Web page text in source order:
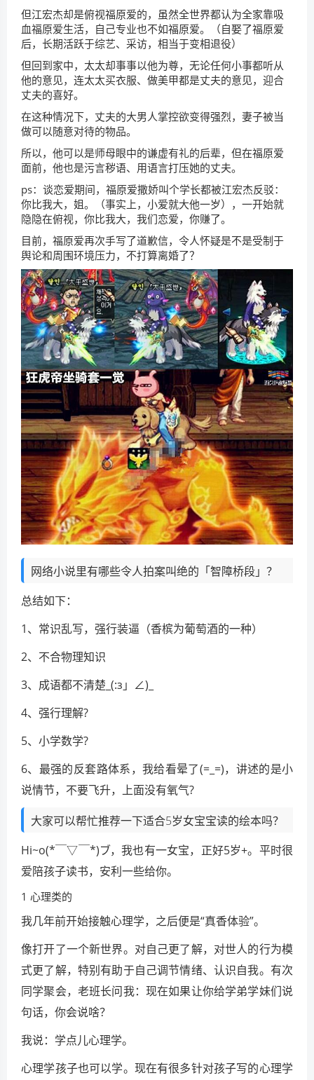
但江宏杰却是俯视福原爱的，虽然全世界都认为全家靠吸
血福原爱生活，自己专业也不如福原爱。（自娶了福原爱
后，长期活跃于综艺、采访，相当于变相退役）
但回到家中，太太却事事以他为尊，无论任何小事都听从
他的意见，连太太买衣服、做美甲都是丈夫的意见，迎合
丈夫的喜好。
在这种情况下，丈夫的大男人掌控欲变得强烈，妻子被当
做可以随意对待的物品。
所以，他可以是师母眼中的谦虚有礼的后辈，但在福原爱
面前，他也是污言秽语、用语言打压她的丈夫。
ps：谈恋爱期间，福原爱撒娇叫个学长都被江宏杰反驳：
你比我大，姐。（事实上，小爱就大他一岁），一开始就
隐隐在俯视，你比我大，我们恋爱，你赚了。
目前，福原爱再次手写了道歉信，令人怀疑是不是受制于
舆论和周围环境压力，不打算离婚了？
网络小说里有哪些令人拍案叫绝的「智障桥段」？
总结如下：
1、常识乱写，强行装逼（香槟为葡萄酒的一种）
2、不合物理知识
3、成语都不清楚_(:з」∠)_
4、强行理解?
5、小学数学?
6、最强的反套路体系，我给看晕了(=_=)，讲述的是小
说情节，不要飞升，上面没有氧气?
大家可以帮忙推荐一下适合5岁女宝宝读的绘本吗？
Hi~o(*￣▽￣*)ブ，我也有一女宝，正好5岁+。平时很
爱陪孩子读书，安利一些给你。
1 心理类的
我几年前开始接触心理学，之后便是“真香体验”。
像打开了一个新世界。对自己更了解，对世人的行为模
式更了解，特别有助于自己调节情绪、认识自我。有次
同学聚会，老班长问我：现在如果让你给学弟学妹们说
句话，你会说啥？
我说：学点儿心理学。
心理学孩子也可以学。现在有很多针对孩子写的心理学